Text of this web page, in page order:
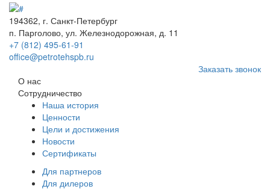
194362, г. Санкт-Петербург
п. Парголово, ул. Железнодорожная, д. 11
+7 (812) 495-61-91
office@petrotehspb.ru
Заказать звонок
О нас
Сотрудничество
Наша история
Ценности
Цели и достижения
Новости
Сертификаты
Для партнеров
Для дилеров